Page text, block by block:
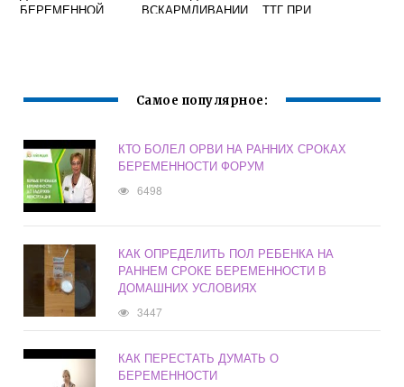
БЕРЕМЕННОЙ
ВСКАРМЛИВАНИИ
ТТГ ПРИ
Самое популярное:
КТО БОЛЕЛ ОРВИ НА РАННИХ СРОКАХ
БЕРЕМЕННОСТИ ФОРУМ
6498
КАК ОПРЕДЕЛИТЬ ПОЛ РЕБЕНКА НА
РАННЕМ СРОКЕ БЕРЕМЕННОСТИ В
ДОМАШНИХ УСЛОВИЯХ
3447
КАК ПЕРЕСТАТЬ ДУМАТЬ О
БЕРЕМЕННОСТИ